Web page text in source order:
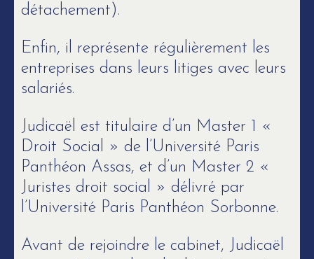
détachement).
Enfin, il représente régulièrement les
entreprises dans leurs litiges avec leurs
salariés.
Judicaël est titulaire d’un Master 1 «
Droit Social » de l’Université Paris
Panthéon Assas, et d’un Master 2 «
Juristes droit social » délivré par
l’Université Paris Panthéon Sorbonne.
Avant de rejoindre le cabinet, Judicaël